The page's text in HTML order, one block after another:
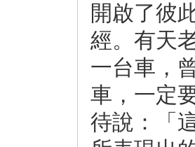
開啟了彼
經。有天
一台車，
車，一定
待說：「